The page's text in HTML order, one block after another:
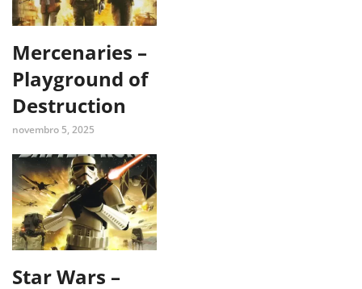
Mercenaries –
Playground of
Destruction
novembro 5, 2025
Star Wars –